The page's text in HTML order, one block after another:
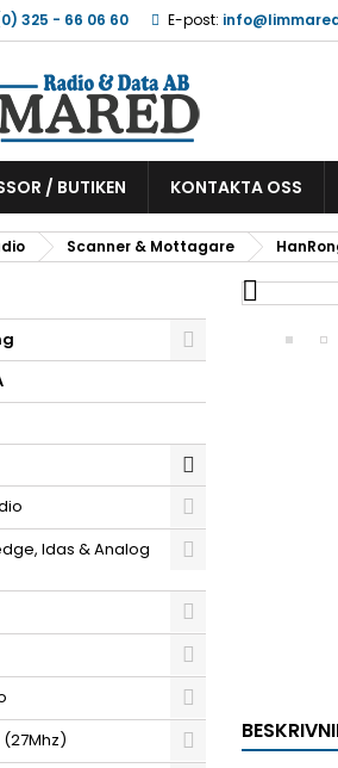
325 - 66 06 60 E-post:
/ BUTIKEN KONTAKTA OSS
Scanner & Mottagare
Idas & Analog
